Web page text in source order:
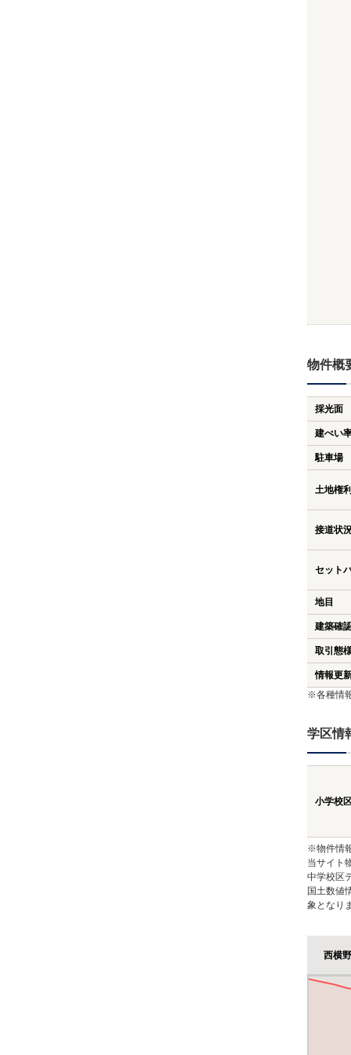
物件概
採光面
建ぺい
駐車場
土地権
接道状
セット
地目
建築確
取引態
情報更
※各種情
学区情
小学校
※物件情
当サイト
中学校区
国土数値
象となり
西横